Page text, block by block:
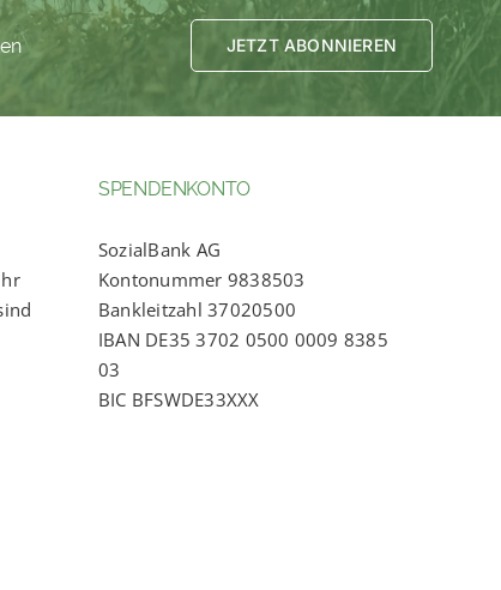
JETZT ABONNIEREN
SPENDENKONTO
SozialBank AG
Kontonummer 9838503
Bankleitzahl 37020500
IBAN DE35 3702 0500 0009 8385
03
BIC BFSWDE33XXX